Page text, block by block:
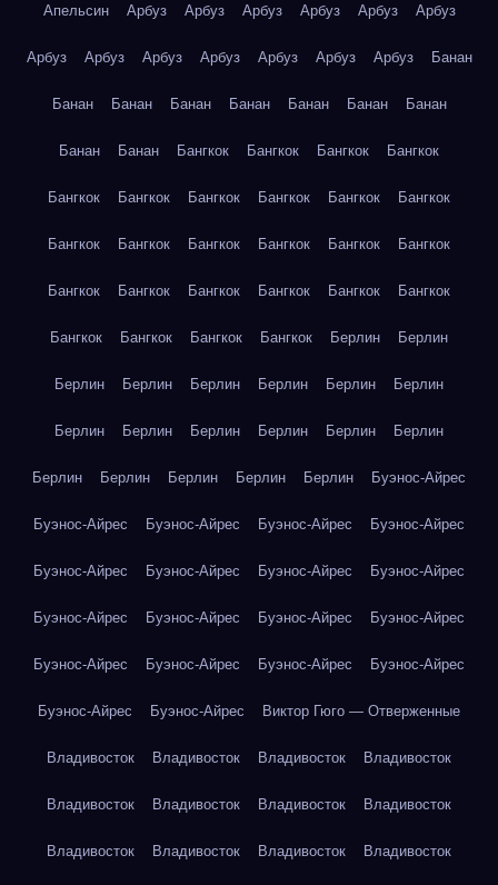
Апельсин Арбуз Арбуз Арбуз Арбуз Арбуз Арбуз
Арбуз Арбуз Арбуз Арбуз Арбуз Арбуз Арбуз Банан
Банан Банан Банан Банан Банан Банан Банан
Банан Банан Бангкок Бангкок Бангкок Бангкок
Бангкок Бангкок Бангкок Бангкок Бангкок Бангкок
Бангкок Бангкок Бангкок Бангкок Бангкок Бангкок
Бангкок Бангкок Бангкок Бангкок Бангкок Бангкок
Бангкок Бангкок Бангкок Бангкок Берлин Берлин
Берлин Берлин Берлин Берлин Берлин Берлин
Берлин Берлин Берлин Берлин Берлин Берлин
Берлин Берлин Берлин Берлин Берлин Буэнос-Айрес
Буэнос-Айрес Буэнос-Айрес Буэнос-Айрес Буэнос-Айрес
Буэнос-Айрес Буэнос-Айрес Буэнос-Айрес Буэнос-Айрес
Буэнос-Айрес Буэнос-Айрес Буэнос-Айрес Буэнос-Айрес
Буэнос-Айрес Буэнос-Айрес Буэнос-Айрес Буэнос-Айрес
Буэнос-Айрес Буэнос-Айрес Виктор Гюго — Отверженные
Владивосток Владивосток Владивосток Владивосток
Владивосток Владивосток Владивосток Владивосток
Владивосток Владивосток Владивосток Владивосток